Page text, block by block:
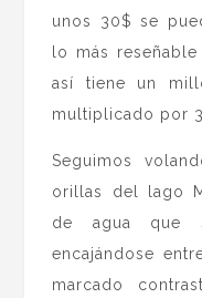
unos 30$ se
lo más
así tiene un
multiplicado por
Seguimos
orillas del lago
de agua que
encajándose
marcado